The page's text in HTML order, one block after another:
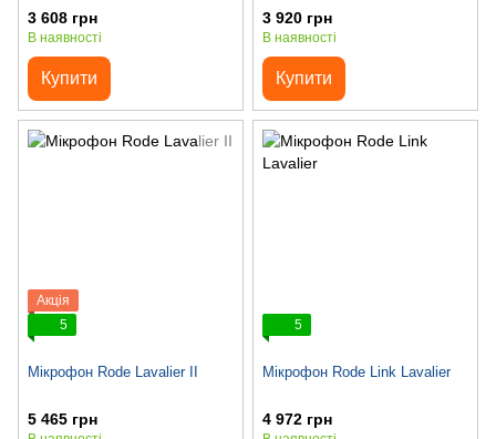
3 608 грн
В наявності
Купити
3 920 грн
В наявності
Купити
Акція
5
Мікрофон Rode Lavalier II
5 465 грн
5
Мікрофон Rode Link Lavalier
4 972 грн